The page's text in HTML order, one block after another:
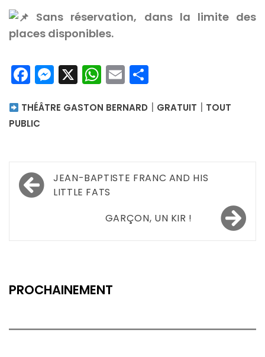
Sans réservation, dans la limite des
places disponibles.
Facebook
Messenger
X WhatsApp
Email
THÉÂTRE GASTON BERNARD | GRATUIT | TOUT
PUBLIC
Navigation
de
JEAN-BAPTISTE FRANC AND HIS
LITTLE FATS
GARÇON, UN KIR !
PROCHAINEMENT